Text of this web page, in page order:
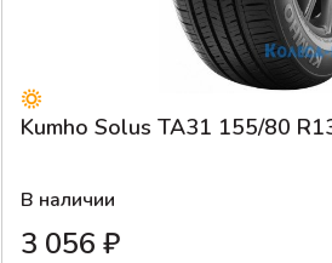
Kumho Solus TA31 155/80
В наличии
3 056 ₽